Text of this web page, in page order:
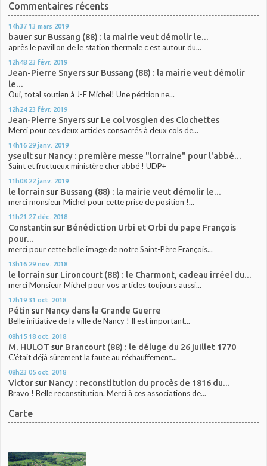
Commentaires récents
14h37 13 mars 2019
bauersur Bussang (88) : la mairie veut démolir le...
après le pavillon de le station thermale c est autour du...
12h48 23 févr. 2019
Jean-Pierre Snyerssur Bussang (88) : la mairie veut démolir
le...
Oui, total soutien à J-F Michel! Une pétition ne...
12h24 23 févr. 2019
Jean-Pierre Snyerssur Le col vosgien des Clochettes
Merci pour ces deux articles consacrés à deux cols de...
14h16 29 janv. 2019
yseultsur Nancy : première messe "lorraine" pour l'abbé...
Saint et fructueux ministère cher abbé ! UDP+
11h08 22 janv. 2019
le lorrain sur Bussang (88) : la mairie veut démolir le...
merci monsieur Michel pour cette prise de position !...
11h21 27 déc. 2018
Constantin sur Bénédiction Urbi et Orbi du pape François
pour...
merci pour cette belle image de notre Saint-Père François...
13h16 29 nov. 2018
le lorrain sur Lironcourt (88) : le Charmont, cadeau irréel du...
merci Monsieur Michel pour vos articles toujours aussi...
12h19 31 oct. 2018
Pétin sur Nancy dans la Grande Guerre
Belle initiative de la ville de Nancy ! Il est important...
08h15 18 oct. 2018
M. HULOT sur Brancourt (88) : le déluge du 26 juillet 1770
C'était déjà sûrement la faute au réchauffement...
08h23 05 oct. 2018
Victorsur Nancy : reconstitution du procès de 1816 du...
Bravo ! Belle reconstitution. Merci à ces associations de...
Carte